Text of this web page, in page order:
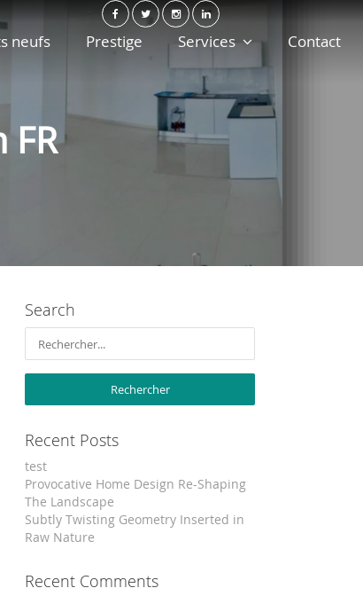
neufs Prestige Services Contact
Search
Recent Posts
test
Provocative Home Design Re-Shaping
The Landscape
Subtly Twisting Geometry Inserted in
Raw Nature
Recent Comments